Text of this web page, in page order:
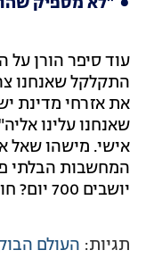
עוד סיפר הורן
התקלקל שאנחנו
את אזרחי מדינת
שאנחנו עלינו
המחשבות הבלתי
יושבים 700 יום? חוששני שלא").
תגיות: העולם